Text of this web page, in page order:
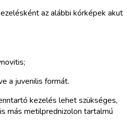
az alábbi kórképek akut
a juvenilis formát.
kezelés lehet szükséges,
más metilprednizolon tartalmú